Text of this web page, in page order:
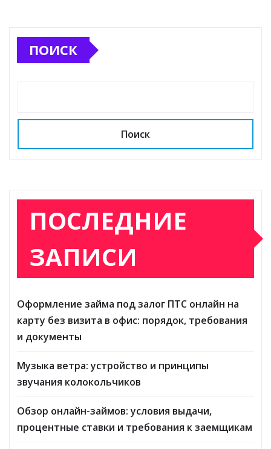
ПОИСК
Поиск
ПОСЛЕДНИЕ
ЗАПИСИ
Оформление займа под залог ПТС онлайн на
карту без визита в офис: порядок, требования
и документы
Музыка ветра: устройство и принципы
звучания колокольчиков
Обзор онлайн-займов: условия выдачи,
процентные ставки и требования к заемщикам